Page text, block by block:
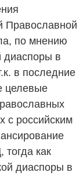
Православной
по мнению
диаспоры в
в последние
целевые
с российским
тогда как
диаспоры в